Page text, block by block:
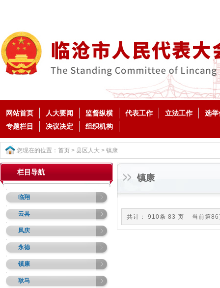
网站首页 人大要闻 监督纵横 代表工作 立法工作
选举
专题栏目
决议决定 组织机构
您现在的位置： 首页 > 县区人大 > 镇康
栏目导航
临翔
云县
凤庆
永德
镇康
耿马
镇康
共计： 910条 83 页 当前第